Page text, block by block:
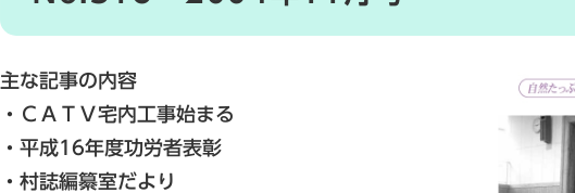
主な記事の内容
・ＣＡＴＶ宅内工事始まる
・平成16年度功労者表彰
・村誌編纂室だより